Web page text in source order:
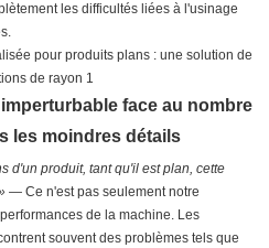
les difficultés liées à l'usinage
face au nombre
les moindres détails
d'un produit, tant qu'il est plan, cette
— Ce n'est pas seulement notre
de la machine. Les
souvent des problèmes tels que